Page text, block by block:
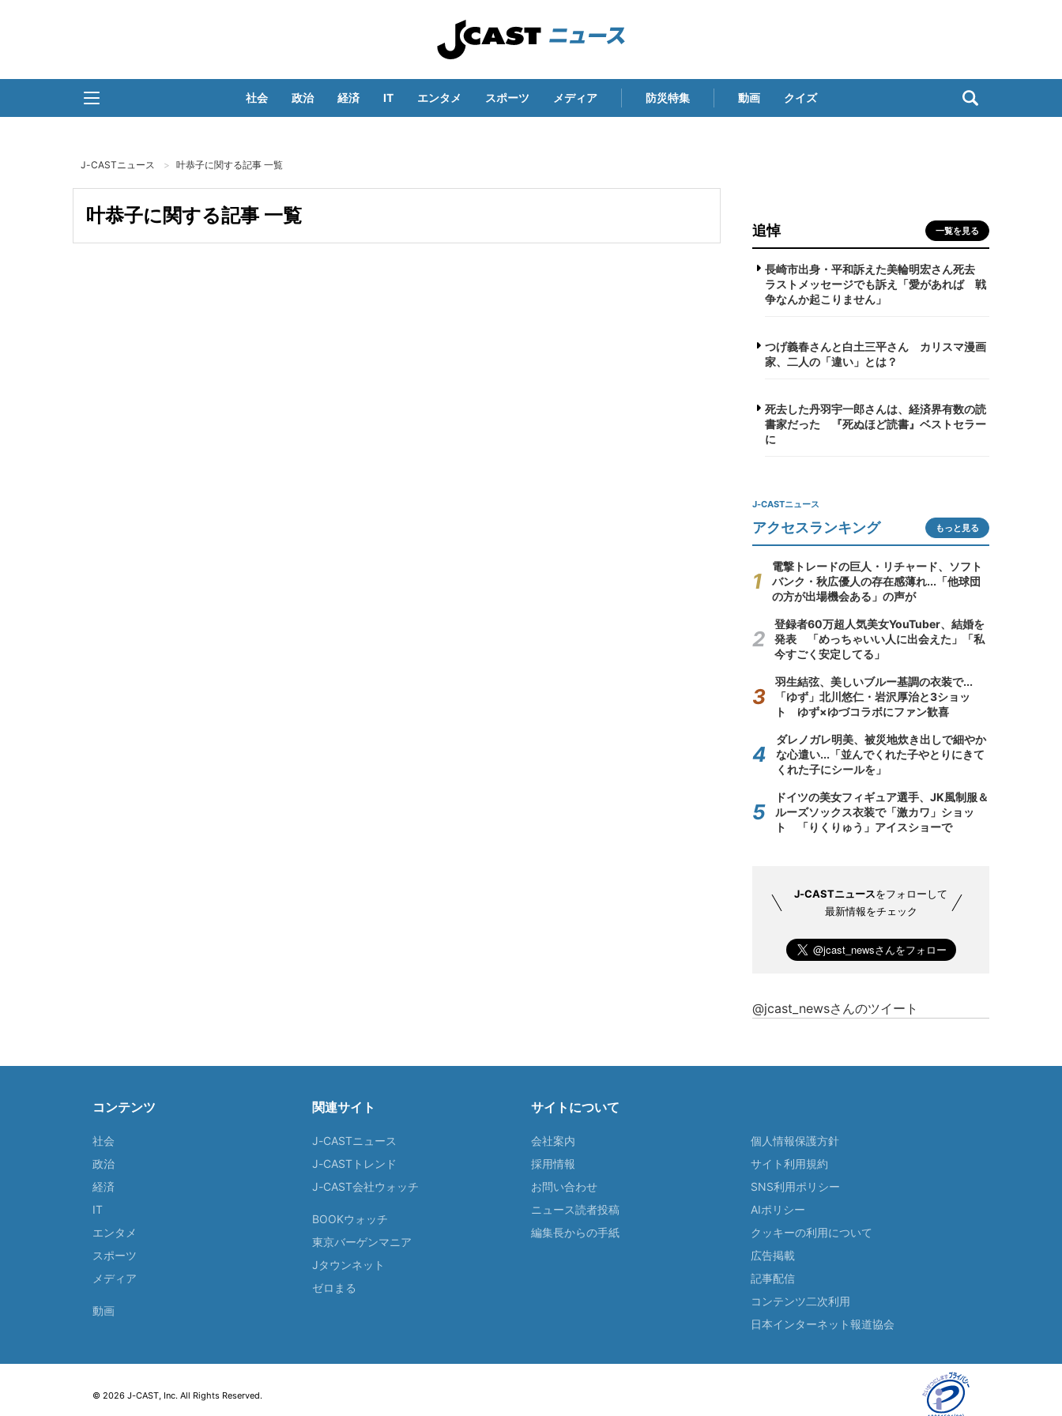
社会 政治 経済 IT エンタメ スポーツ メディア 防災特集 動画 クイズ
J-CASTニュース 叶恭子に関する記事 一覧
叶恭子に関する記事 一覧
追悼 一覧を見る
長崎市出身・平和訴えた美輪明宏さん死去
ラストメッセージでも訴え「愛があれば 戦
争なんか起こりません」
つげ義春さんと白土三平さん カリスマ漫画
家、二人の「違い」とは？
死去した丹羽宇一郎さんは、経済界有数の読
書家だった 『死ぬほど読書』ベストセラー
に
J-CASTニュース
アクセスランキング もっと見る
電撃トレードの巨人・リチャード、ソフト
バンク・秋広優人の存在感薄れ...「他球団
の方が出場機会ある」の声が
登録者60万超人気美女YouTuber、結婚を
発表 「めっちゃいい人に出会えた」「私
今すごく安定してる」
羽生結弦、美しいブルー基調の衣装で...
「ゆず」北川悠仁・岩沢厚治と3ショッ
ト ゆず×ゆづコラボにファン歓喜
ダレノガレ明美、被災地炊き出しで細やか
な心遣い...「並んでくれた子やとりにきて
くれた子にシールを」
ドイツの美女フィギュア選手、JK風制服＆
ルーズソックス衣装で「激カワ」ショッ
ト 「りくりゅう」アイスショーで
J-CASTニュースをフォローして
最新情報をチェック
@jcast_newsさんのツイート
コンテンツ
社会
政治
経済
IT
エンタメ
スポーツ
メディア
動画
関連サイト
J-CASTニュース
J-CASTトレンド
J-CAST会社ウォッチ
BOOKウォッチ
東京バーゲンマニア
Jタウンネット
ゼロまる
サイトについて
会社案内
採用情報
お問い合わせ
ニュース読者投稿
編集長からの手紙
個人情報保護方針
サイト利用規約
SNS利用ポリシー
AIポリシー
クッキーの利用について
広告掲載
記事配信
コンテンツ二次利用
日本インターネット報道協会
© 2026 J-CAST, Inc. All Rights Reserved.